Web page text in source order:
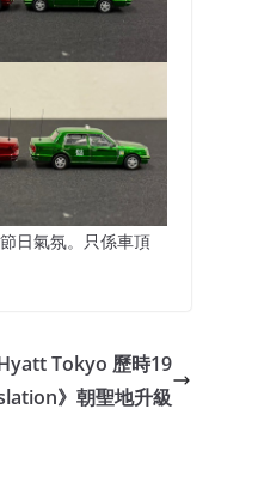
日氣氛。只係車頂
Tokyo 歷時19
》朝聖地升級